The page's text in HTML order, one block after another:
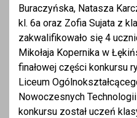
Buraczyńska, Natasza
kl. 6a oraz Zofia Sujata z
zakwalifikowało się 4
Mikołaja Kopernika w
finałowej części konkursu
Liceum
Nowoczesnych
konkursu został uczeń